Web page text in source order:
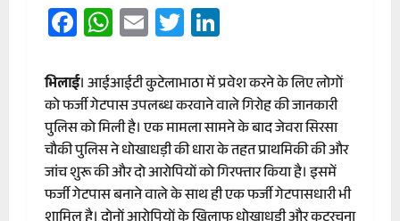
Facebook
WhatsApp
EmailTwitter
भिलाई। आईआईटी कुटेलाभाठा में प्रवेश करने के लिए लोगों
को फर्जी गेटपास उपलब्ध करवाने वाले गिरोह की जानकारी
पुलिस को मिली है। एक मामला सामने के बाद जेवरा सिरसा
चौकी पुलिस ने धोखाधड़ी की धारा के तहत प्राथमिकी की और
जांच शुरू की और दो आरोपियों को गिरफ्तार किया है। इसमें
फर्जी गेटपास बनाने वाले के साथ ही एक फर्जी गेटपासधारी भी